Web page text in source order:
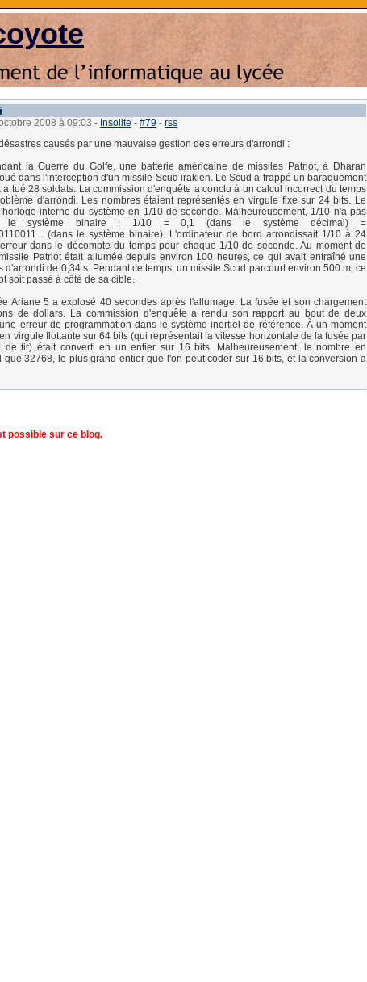
2008 à 09:03 - Insolite - #79 - rss
causés par une mauvaise gestion des erreurs d'arrondi :
la Guerre du Golfe, une batterie américaine de missiles Patriot, à Dharan
dans l'interception d'un missile Scud irakien. Le Scud a frappé un baraquement
tué 28 soldats. La commission d'enquête a conclu à un calcul incorrect du temps
d'arrondi. Les nombres étaient représentés en virgule fixe sur 24 bits. Le
interne du système en 1/10 de seconde. Malheureusement, 1/10 n'a pas
le système binaire : 1/10 = 0,1 (dans le système décimal) =
(dans le système binaire). L'ordinateur de bord arrondissait 1/10 à 24
dans le décompte du temps pour chaque 1/10 de seconde. Au moment de
Patriot était allumée depuis environ 100 heures, ce qui avait entraîné une
d'arrondi de 0,34 s. Pendant ce temps, un missile Scud parcourt environ 500 m, ce
soit passé à côté de sa cible.
Ariane 5 a explosé 40 secondes après l'allumage. La fusée et son chargement
de dollars. La commission d'enquête a rendu son rapport au bout de deux
erreur de programmation dans le système inertiel de référence. À un moment
virgule flottante sur 64 bits (qui représentait la vitesse horizontale de la fusée par
de tir) était converti en un entier sur 16 bits. Malheureusement, le nombre en
que 32768, le plus grand entier que l'on peut coder sur 16 bits, et la conversion a
possible sur ce blog.